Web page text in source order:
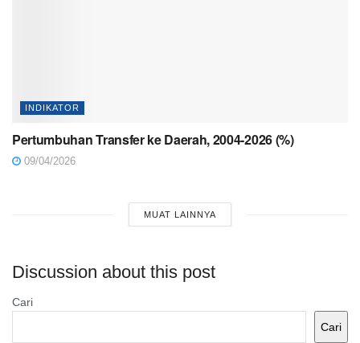
INDIKATOR
Pertumbuhan Transfer ke Daerah, 2004-2026 (%)
09/04/2026
MUAT LAINNYA
Discussion about this post
Cari
Cari